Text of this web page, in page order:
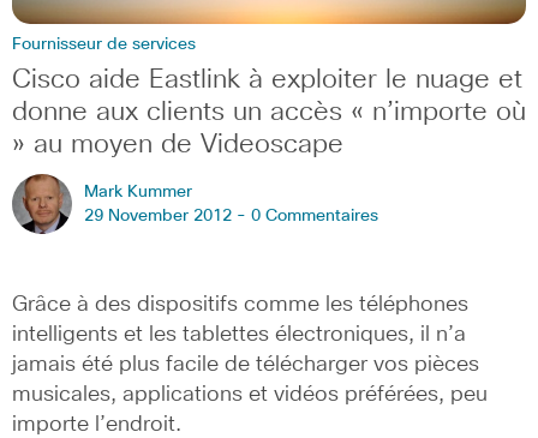
Fournisseur de services
Cisco aide Eastlink à exploiter le nuage et
donne aux clients un accès « n’importe où
» au moyen de Videoscape
Mark Kummer
29 November 2012 - 0 Commentaires
Grâce à des dispositifs comme les téléphones
intelligents et les tablettes électroniques, il n’a
jamais été plus facile de télécharger vos pièces
musicales, applications et vidéos préférées, peu
importe l’endroit.